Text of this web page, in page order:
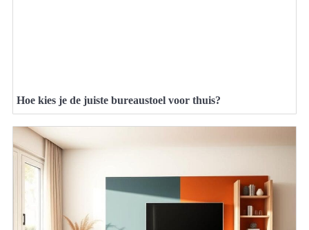
Hoe kies je de juiste bureaustoel voor thuis?